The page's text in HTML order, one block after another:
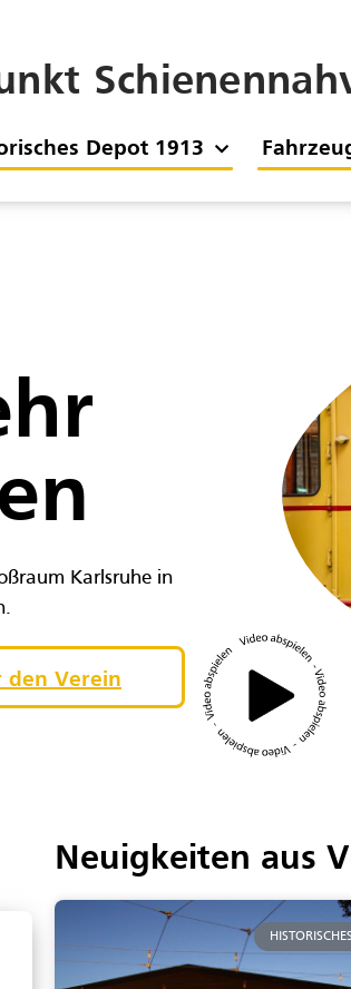
Depot 1913
Karlsruhe in
den Verein
Neuigkeiten aus